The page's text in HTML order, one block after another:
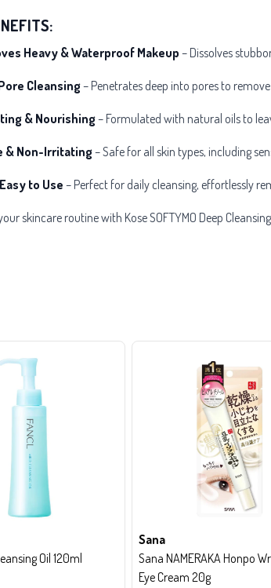
Heavy & Waterproof Makeup – Dissolves
Cleansing– Penetrates deep into pores to
& Nourishing– Formulated with natural oils to
& Non-Irritating– Safe for all skin types, including
to Use – Perfect for daily cleansing, effortlessly
skincare routine with Kose SOFTYMO Deep
Oil 120ml
Sana
Sana NAMERAKA Honpo
Eye Cream 20g